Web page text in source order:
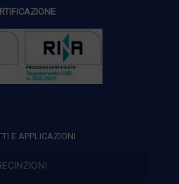
E APPLICAZIONI